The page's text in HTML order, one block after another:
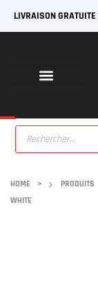
LIVRAISON GRATUITE
HOME > PRODUITS
WHITE